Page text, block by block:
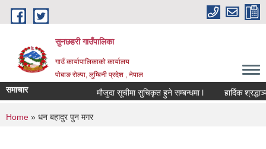
Skip to main content
सुनछहरी गाउँपालिका
गाउँ कार्यापालिकाको कार्यालय
पोबाङ रोल्पा, लुम्बिनी प्रदेश , नेपाल
समाचार मौजुदा सूचीमा सुचिकृत हुने सम्बन्धमा l हार्दिक श्रद्धाञ्जली
You are here
Home » धन बहादुर पुन मगर